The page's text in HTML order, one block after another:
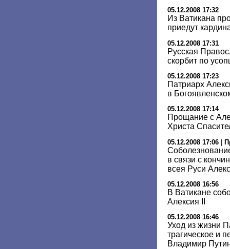
05.12.2008 17:32
Из Ватикана
приедут
05.12.2008 17:31
Русская
скорбит по
05.12.2008 17:23
Патриарх
в
05.12.2008 17:14
Прощание с
Христа
05.12.2008 17:06 |
в связи с
всея Руси
05.12.2008 16:56
В Ватикане
Алексия II
05.12.2008 16:46
Уход из жизни
трагическое и
Владимир